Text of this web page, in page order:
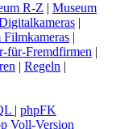
R-Z | Museum
|
Filmkameras |
für-Fremdfirmen |
| Regeln |
| phpFK
Voll-Version